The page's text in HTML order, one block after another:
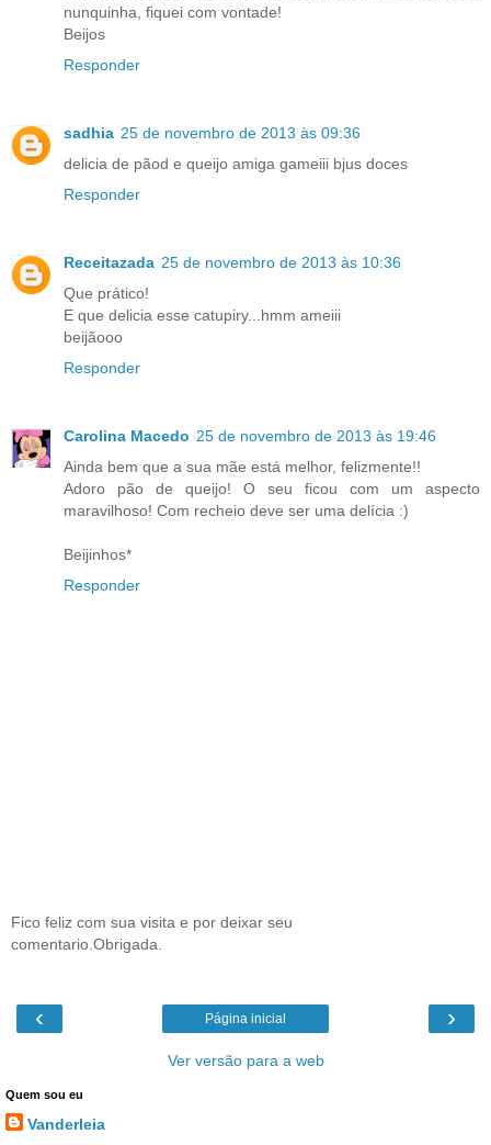
nunquinha, fiquei com vontade!
Beijos
Responder
sadhia 25 de novembro de 2013 às 09:36
delicia de pãod e queijo amiga gameiii bjus doces
Responder
Receitazada 25 de novembro de 2013 às 10:36
Que prático!
E que delicia esse catupiry...hmm ameiii
beijãooo
Responder
Carolina Macedo 25 de novembro de 2013 às 19:46
Ainda bem que a sua mãe está melhor, felizmente!!
Adoro pão de queijo! O seu ficou com um aspecto
maravilhoso! Com recheio deve ser uma delícia :)
Beijinhos*
Responder
Fico feliz com sua visita e por deixar seu
comentario.Obrigada.
‹ ›
Página inicial
Ver versão para a web
Quem sou eu
Vanderleia